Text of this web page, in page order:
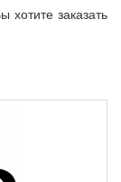
заказать